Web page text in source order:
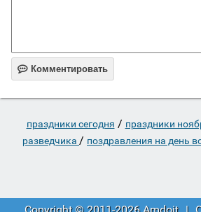
 Комментировать
праздники сегодня / праздники
разведчика / поздравления на день